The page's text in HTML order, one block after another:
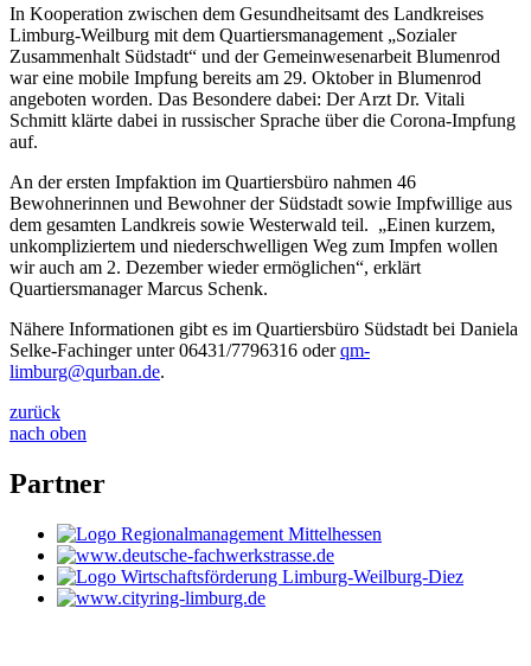
In Kooperation zwischen dem Gesundheitsamt des Landkreises
Limburg-Weilburg mit dem Quartiersmanagement „Sozialer
Zusammenhalt Südstadt“ und der Gemeinwesenarbeit Blumenrod
war eine mobile Impfung bereits am 29. Oktober in Blumenrod
angeboten worden. Das Besondere dabei: Der Arzt Dr. Vitali
Schmitt klärte dabei in russischer Sprache über die Corona-Impfung
auf.
An der ersten Impfaktion im Quartiersbüro nahmen 46
Bewohnerinnen und Bewohner der Südstadt sowie Impfwillige aus
dem gesamten Landkreis sowie Westerwald teil. „Einen kurzem,
unkompliziertem und niederschwelligen Weg zum Impfen wollen
wir auch am 2. Dezember wieder ermöglichen“, erklärt
Quartiersmanager Marcus Schenk.
Nähere Informationen gibt es im Quartiersbüro Südstadt bei Daniela
Selke-Fachinger unter 06431/7796316 oderqm-
limburg@qurban.de.
zurück
nach oben
Partner